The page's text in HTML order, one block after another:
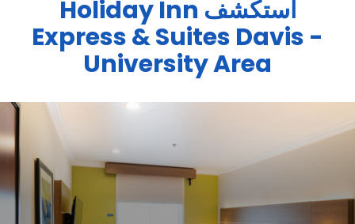
استكشف Holiday Inn
Express & Suites Davis -
University Area